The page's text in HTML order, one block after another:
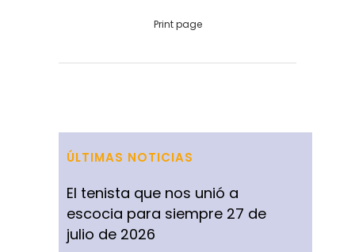
Print page
ÚLTIMAS NOTICIAS
El tenista que nos unió a
escocia para siempre 27 de
julio de 2026